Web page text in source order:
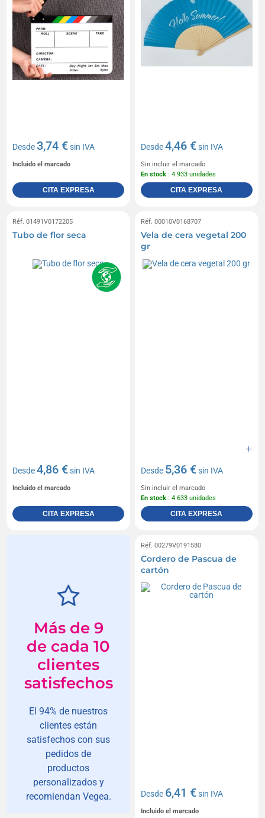
Desde3,74 €sin IVA
Incluido el marcado
CITA EXPRESA
Desde4,46 €sin IVA
Sin incluir el marcado
En stock : 4 933 unidades
CITA EXPRESA
Réf. 01491V0172205
Tubo de flor seca
Desde4,86 €sin IVA
Incluido el marcado
CITA EXPRESA
Réf. 00010V0168707
Vela de cera vegetal 200
gr
Desde 5,36 €sin IVA
Sin incluir el marcado
En stock : 4 633 unidades
CITA EXPRESA
Más de 9
de cada 10
clientes
satisfechos
El 94% de nuestros
clientes están
satisfechos con sus
pedidos de
productos
personalizados y
recomiendan Vegea.
Réf. 00279V0191580
Cordero de Pascua de
cartón
Desde 6,41 €sin IVA
Incluido el marcado